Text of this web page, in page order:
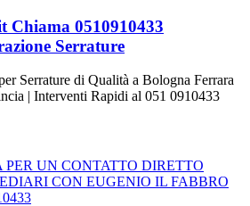
Chiama 0510910433
Serrature
Serrature di Qualità a Bologna Ferrara
| Interventi Rapidi al 051 0910433
PER UN CONTATTO DIRETTO
CON EUGENIO IL FABBRO